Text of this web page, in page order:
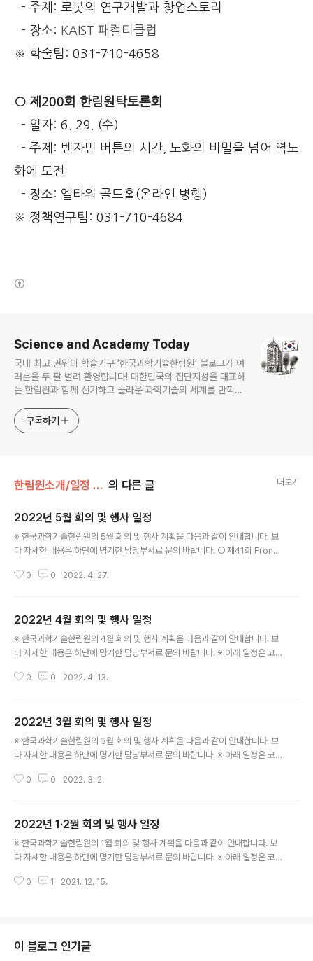
- 주제 : 로봇의 연구개발과 창업스토리
- 장소: KAIST 패컬티클럽
※ 학술팀: 031-710-4658
○ 제200회 한림원탁토론회
- 일자: 6. 29. (수)
- 주제: 벤자민 버튼의 시간, 노화의 비밀을 넘어 역노
화에 도전
- 장소: 엘타워 골드홀(온라인 병행)
※ 정책연구팀: 031-710-4684
Science and Academy Today
국내 최고 권위의 학술기구 ‘한국과학기술한림원’ 블로그가 여
러분을 두 팔 벌려 환영합니다! 대한민국의 집단지성을 대표하
는 한림원과 함께 신기하고 놀라운 과학기술의 세계를 만끽하
구독하기
한림원소개/일정 및 기관동정 의 다른 글 더보기
2022년 5월 회의 및 행사 일정
※ 한국과학기술한림원의 5월 회의 및 행사 계획을 다음과 같이 안내합니다. 보
다 자세한 내용은 하단에 명기한 담당부서로 문의 바랍니다. ○ 제41회 Fronti
of Magnetic Materials and Spintronics - 장소: 온라인 개최 ※ 국제협력
플라자 ※ 국제협력실: 031-710-4651 ○ TUBA-AASSA Regional Work
shop - 일자: 5. 20. (금) ~ ..
0 0 2022. 4. 27.
2022년 4월 회의 및 행사 일정
※ 한국과학기술한림원의 4월 회의 및 행사 계획을 다음과 같이 안내합니다. 보
다 자세한 내용은 하단에 명기한 담당부서로 문의 바랍니다. ※ 아래 일정은 코
있습니다. ○ AASSA-KAST 공동 웨비나 - 일시: 4. 25.(월) ~ 4. 26.(화) -
회 - 일시: 4. 29.(금) 15:00 - 주제: 과학기술 주도 성장: 무엇을 해야 할 것인
가? - 장소: 온라인 중계 ※ 정책연구팀: 031-710-4684
0 0 2022. 4. 13.
2022년 3월 회의 및 행사 일정
※ 한국과학기술한림원의 3월 회의 및 행사 계획을 다음과 같이 안내합니다. 보
다 자세한 내용은 하단에 명기한 담당부서로 문의 바랍니다. ※ 아래 일정은 코
있습니다. ○ 제196회 한림원탁토론회 - 일시: 3. 10.(목) 15:00 - 주제: 오미
0 0 2022. 3. 2.
2022년 1·2월 회의 및 행사 일정
※ 한국과학기술한림원의 1월 회의 및 행사 계획을 다음과 같이 안내합니다. 보
다 자세한 내용은 하단에 명기한 담당부서로 문의 바랍니다. ※ 아래 일정은 코
있습니다. ○ 2022년도 한국과학기술한림원 신년하례식 및 정회원 회원패수
0-4684 ○ 2021년도 제6회 카길한림생명과학상 시상식 - 일시: 2. 10.(목)
- 장소: 한림원회관 대강당 ※ 학술팀: 0..
0 1 2021. 12. 15.
이 블로그 인기글